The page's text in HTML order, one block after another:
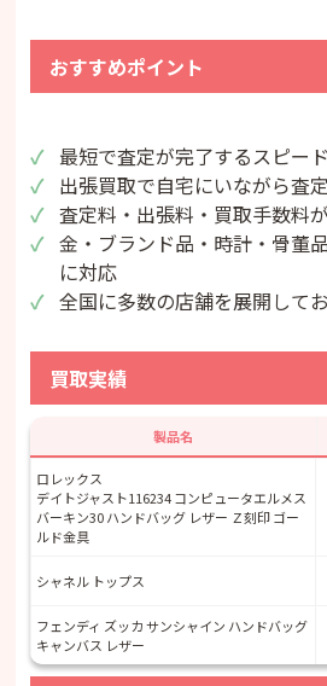
おすすめポイント
最短で査定が完了するスピー
出張買取で自宅にいながら査
査定料・出張料・買取手数料
金・ブランド品・時計・骨董
に対応
全国に多数の店舗を展開して
買取実績
製品名
ロレックス
デイトジャスト116234 コンピュータエルメス
バーキン30 ハンドバッグ レザー Ｚ刻印 ゴー
ルド金具
シャネル トップス
フェンディ ズッカ サンシャイン ハンドバッグ
キャンバス レザー